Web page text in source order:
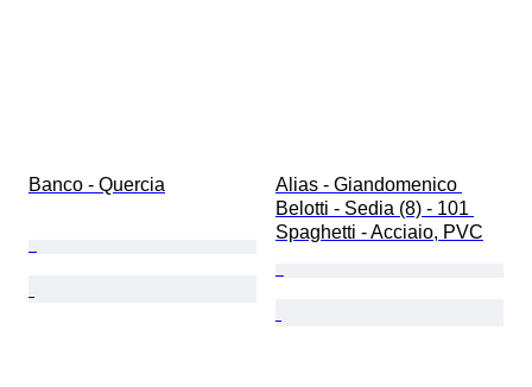
Banco - Quercia
Alias - Giandomenico
Belotti - Sedia (8) - 101
Spaghetti - Acciaio, PVC